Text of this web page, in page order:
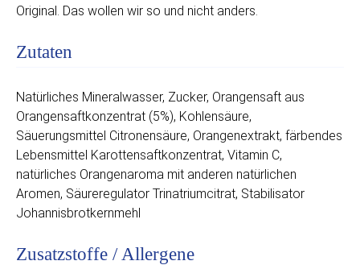
Original. Das wollen wir so und nicht anders.
Zutaten
Natürliches Mineralwasser, Zucker, Orangensaft aus
Orangensaftkonzentrat (5%), Kohlensäure,
Säuerungsmittel Citronensäure, Orangenextrakt, färbendes
Lebensmittel Karottensaftkonzentrat, Vitamin C,
natürliches Orangenaroma mit anderen natürlichen
Aromen, Säureregulator Trinatriumcitrat, Stabilisator
Johannisbrotkernmehl
Zusatzstoffe / Allergene